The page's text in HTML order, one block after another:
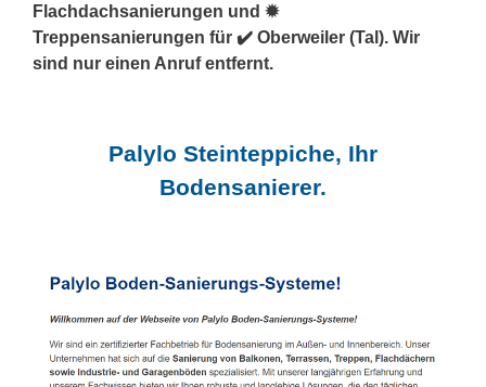
Flachdachsanierungen und ✹
Treppensanierungen für ✔️ Oberweiler (Tal). Wir
sind nur einen Anruf entfernt.
Palylo Steinteppiche, Ihr
Bodensanierer.